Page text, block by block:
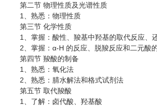
第二节 物理性质及光谱性质
1、熟悉：物理性质
第三节 化学性质
1、掌握：酸性、羧基中羟基的取代反应、
2、掌握：α-H 的反应、脱羧反应和二元酸
第四节 羧酸的制备
1、熟悉：氧化法
2、熟悉：腈水解法和格式试剂法
第五节 取代羧酸
1、了解：卤代酸、羟基酸